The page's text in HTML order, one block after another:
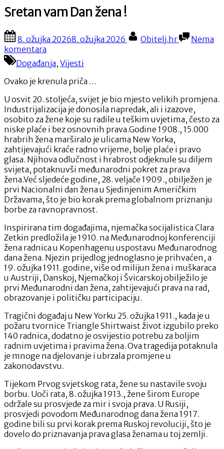
Sretan vam Dan žena !
Posted
on
8. ožujka 20268. ožujka 2026 By
Obitelj.hr
Nema
komentara
Sretan
vam
Dan
!
Događanja, Vijesti
Ovako je krenula priča …
U osvit 20. stoljeća, svijet je bio mjesto velikih promjena.
Industrijalizacija je donosila napredak, ali i izazove,
osobito za žene koje su radile u teškim uvjetima, često za
niske plaće i bez osnovnih prava.Godine 1908., 15.000
hrabrih žena marširalo je ulicama New Yorka,
zahtijevajući kraće radno vrijeme, bolje plaće i pravo
glasa. Njihova odlučnost i hrabrost odjeknule su diljem
svijeta, potaknuvši međunarodni pokret za prava
žena.Već sljedeće godine, 28. veljače 1909., obilježen je
prvi Nacionalni dan žena u Sjedinjenim Američkim
Državama, što je bio korak prema globalnom priznanju
borbe za ravnopravnost.
Inspirirana tim događajima, njemačka socijalistica Clara
Zetkin predložila je 1910. na Međunarodnoj konferenciji
žena radnica u Kopenhagenu uspostavu Međunarodnog
dana žena. Njezin prijedlog jednoglasno je prihvaćen, a
19. ožujka 1911. godine, više od milijun žena i muškaraca
u Austriji, Danskoj, Njemačkoj i Švicarskoj obilježilo je
prvi Međunarodni dan žena, zahtijevajući prava na rad,
obrazovanje i političku participaciju.
Tragični događaj u New Yorku 25. ožujka 1911., kada je u
požaru tvornice Triangle Shirtwaist život izgubilo preko
140 radnica, dodatno je osvijestio potrebu za boljim
radnim uvjetima i pravima žena. Ova tragedija potaknula
je mnoge na djelovanje i ubrzala promjene u
zakonodavstvu.
Tijekom Prvog svjetskog rata, žene su nastavile svoju
borbu. Uoči rata, 8. ožujka 1913., žene širom Europe
održale su prosvjede za mir i svoja prava. U Rusiji,
prosvjedi povodom Međunarodnog dana žena 1917.
godine bili su prvi korak prema Ruskoj revoluciji, što je
dovelo do priznavanja prava glasa ženama u toj zemlji.